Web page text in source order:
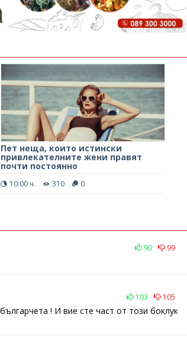
Пет неща, които истински
привлекателните жени правят
почти постоянно
10:00 ч. 310 0
90 99
103 105
! И вие сте част от този боклук